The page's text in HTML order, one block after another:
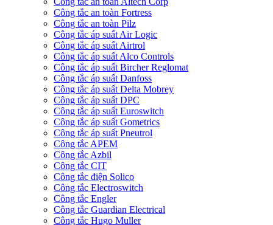
Công tắc an toàn Fortress
Công tắc an toàn Pilz
Công tắc áp suất Air Logic
Công tắc áp suất Airtrol
Công tắc áp suất Alco Controls
Công tắc áp suất Bircher Reglomat
Công tắc áp suất Danfoss
Công tắc áp suất Delta Mobrey
Công tắc áp suất DPC
Công tắc áp suất Euroswitch
Công tắc áp suất Gometrics
Công tắc áp suất Pneutrol
Công tắc APEM
Công tắc Azbil
Công tắc CIT
Công tắc điện Solico
Công tắc Electroswitch
Công tắc Engler
Công tắc Guardian Electrical
Công tắc Hugo Muller